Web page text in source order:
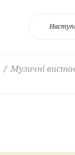
Музичні